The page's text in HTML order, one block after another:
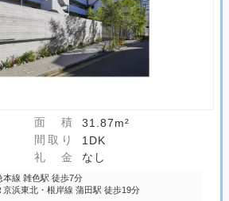
面 積
31.87m²
間取り
1DK
礼 金 なし
本線 雑色駅 徒歩7分
京浜東北・根岸線 蒲田駅 徒歩19分